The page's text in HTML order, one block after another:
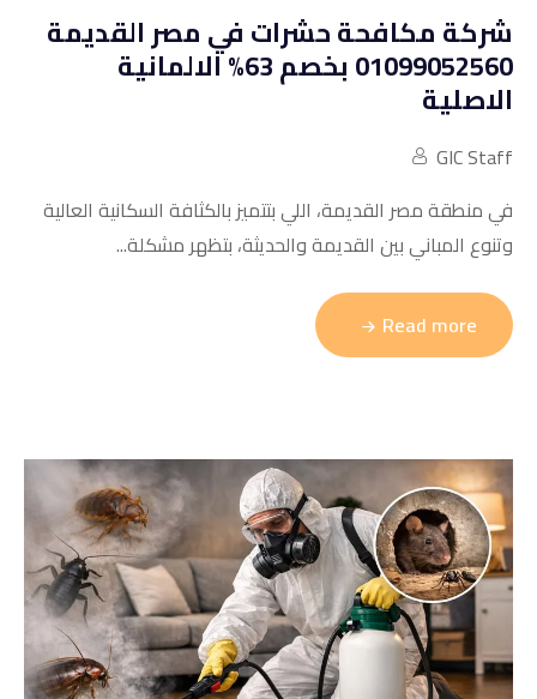
شركة مكافحة حشرات في مصر القديمة
01099052560 بخصم 63% الالمانية
الاصلية
GIC Staff
في منطقة مصر القديمة، اللي بتتميز بالكثافة السكانية العالية
وتنوع المباني بين القديمة والحديثة، بتظهر مشكلة...
Read more